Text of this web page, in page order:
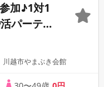
加♪1対1
パーティ
越市やまぶき会館